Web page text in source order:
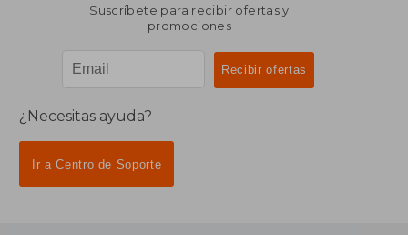
Suscríbete para recibir ofertas y
promociones
¿Necesitas ayuda?
Ir a Centro de Soporte